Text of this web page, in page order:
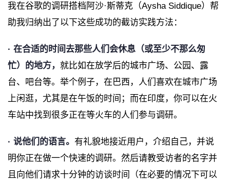
我在谷歌的调研搭档阿沙·斯蒂克（Aysha Siddique）帮
助我归纳出了以下这些成功的截访实践方法：
· 在合适的时间去那些人们会休息（或至少不那么匆
忙）的地方， 就比如在放学后的城市广场、公园、露
台、吧台等。举个例子，在巴西，人们喜欢在城市广场
上闲逛，尤其是在午饭的时间；而在印度，你可以在火
车站中找到很多正在等火车的人们参与调研。
· 说他们的语言。 有礼貌地接近用户，介绍自己，并说
明你正在做一个快速的调研。然后请教受访者的名字并
且向他们请求十分钟的访谈时间（在必要的情况下可以